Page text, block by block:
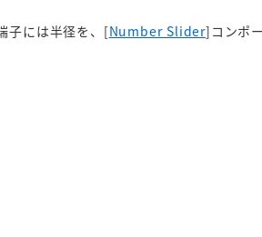
子には半径を、[Number Slider]コンポ